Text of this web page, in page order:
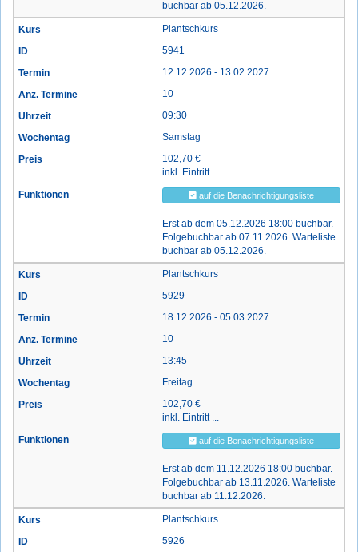
buchbar ab 05.12.2026.
Plantschkurs
5941
12.12.2026 - 13.02.2027
10
09:30
Samstag
102,70 €
inkl. Eintritt ...
auf die Benachrichtigungsliste
Erst ab dem 05.12.2026 18:00 buchbar.
Folgebuchbar ab 07.11.2026. Warteliste
buchbar ab 05.12.2026.
Plantschkurs
5929
18.12.2026 - 05.03.2027
10
13:45
Freitag
102,70 €
inkl. Eintritt ...
auf die Benachrichtigungsliste
Erst ab dem 11.12.2026 18:00 buchbar.
Folgebuchbar ab 13.11.2026. Warteliste
buchbar ab 11.12.2026.
Plantschkurs
5926